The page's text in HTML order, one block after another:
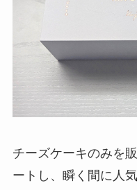
チーズケーキのみを
ートし、瞬く間に人